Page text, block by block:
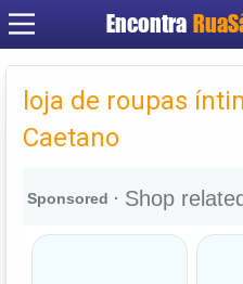
Encontra
loja de roupas
Caetano